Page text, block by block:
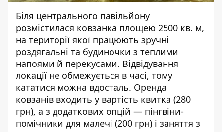
Біля центрального павільйону
розмістилася ковзанка площею 2500 кв. м,
на території якої працюють зручні
роздягальні та будиночки з теплими
напоями й перекусами. Відвідування
локації не обмежується в часі, тому
кататися можна вдосталь. Оренда
ковзанів входить у вартість квитка (280
грн), а з додаткових опцій — пінгвіни-
помічники для малечі (200 грн) і заняття з